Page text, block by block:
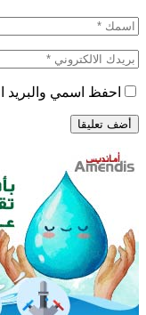
احفظ اسمي والبريد